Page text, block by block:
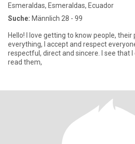
Esmeraldas, Esmeraldas, Ecuador
Suche: Männlich 28 - 99
Hello! I love getting to know people,
everything, I accept and respect
respectful, direct and sincere. I see that I
read them,